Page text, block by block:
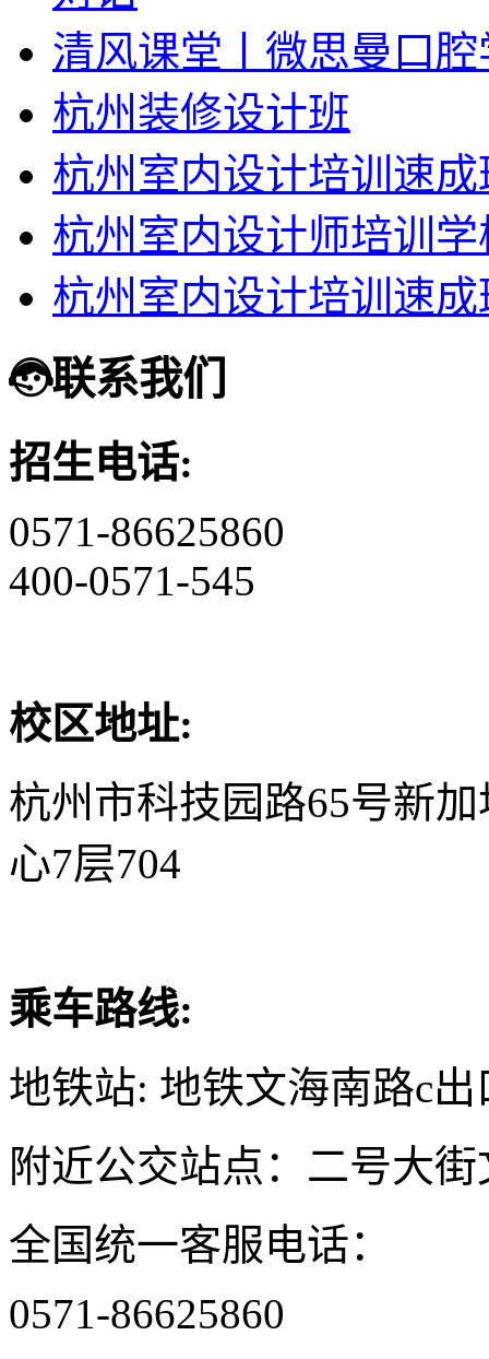
清风课堂丨微思曼口
杭州装修设计班
杭州室内设计培训速成
杭州室内设计师培训
杭州室内设计培训速成
联系我们
招生电话:
0571-86625860
400-0571-545
校区地址:
杭州市科技园路65号新
心7层704
乘车路线:
地铁站: 地铁文海南路c出
附近公交站点：二号大
全国统一客服电话：
0571-86625860